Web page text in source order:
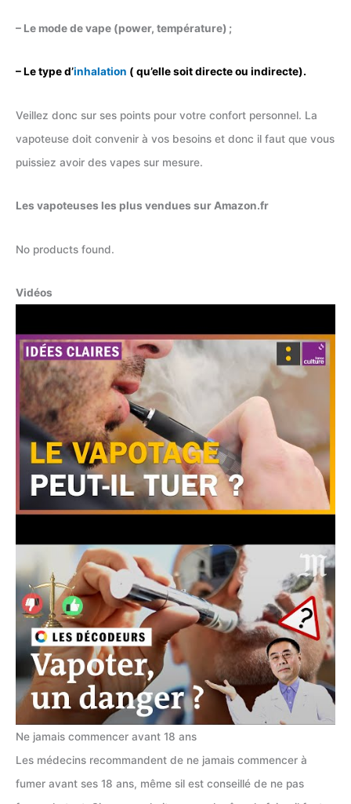
– Le mode de vape (power, température) ;
– Le type d’inhalation ( qu’elle soit directe ou indirecte).
Veillez donc sur ses points pour votre confort personnel. La
vapoteuse doit convenir à vos besoins et donc il faut que vous
puissiez avoir des vapes sur mesure.
Les vapoteuses les plus vendues sur Amazon.fr
No products found.
Vidéos
Ne jamais commencer avant 18 ans
Les médecins recommandent de ne jamais commencer à
fumer avant ses 18 ans, même sil est conseillé de ne pas